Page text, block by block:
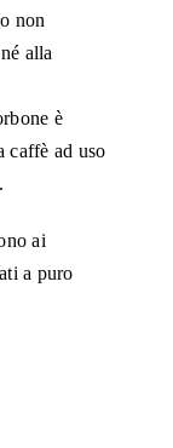
non
alla
è
caffè ad uso
ai
a puro